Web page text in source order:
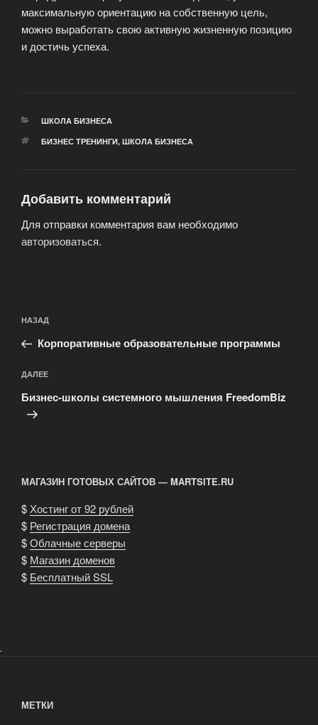
максимальную ориентацию на собственную цель,
можно выработать свою активную жизненную позицию
и достичь успеха.
РУБРИКИ
ШКОЛА БИЗНЕСА
МЕТКИ
БИЗНЕС ТРЕНИНГИ, ШКОЛА БИЗНЕСА
Добавить комментарий
Для отправки комментария вам необходимо
авторизоваться.
по
записям
Предыдущая
запись:
НАЗАД
Корпоративные образовательные программы
Следующая
запись
ДАЛЕЕ
Бизнес-школы системного мышления FreedomBiz
МАГАЗИН ГОТОВЫХ САЙТОВ — MARTSITE.RU
$Хостинг от 92 рублей
$ Регистрация домена
$Облачные серверы
$ Магазин доменов
$ Бесплатный SSL
.
МЕТКИ